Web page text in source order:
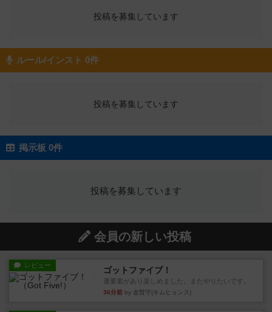
投稿を募集しています
ルール/インスト 0件
投稿を募集しています
掲示板 0件
投稿を募集しています
会員の新しい投稿
レビュー ゴットファイブ！
運要素があり楽しめました。またやりたいです。
36分前 by 金賢守(キムヒョンス)